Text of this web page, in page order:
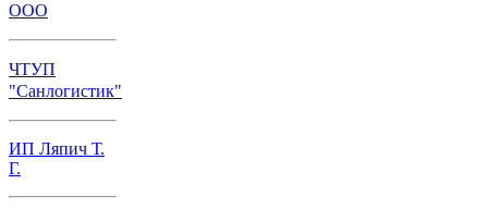
ООО
ЧТУП
"Санлогистик"
ИП Ляпич Т.
Г.